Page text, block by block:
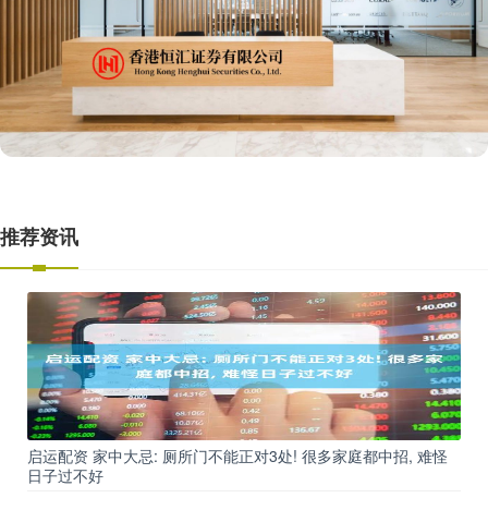
推荐资讯
启运配资 家中大忌: 厕所门不能正对3处! 很多家庭都中招, 难怪
日子过不好